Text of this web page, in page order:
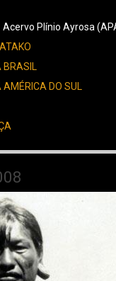
Acervo Plínio Ayrosa
BRASIL
AMÉRICA DO SUL